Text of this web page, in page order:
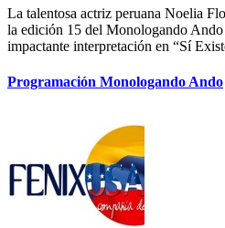
La talentosa actriz peruana Noelia Flores se llevó el primer lugar en
la edición 15 del Monologando
impactante interpretación en “Sí
Programación Monologando Ando